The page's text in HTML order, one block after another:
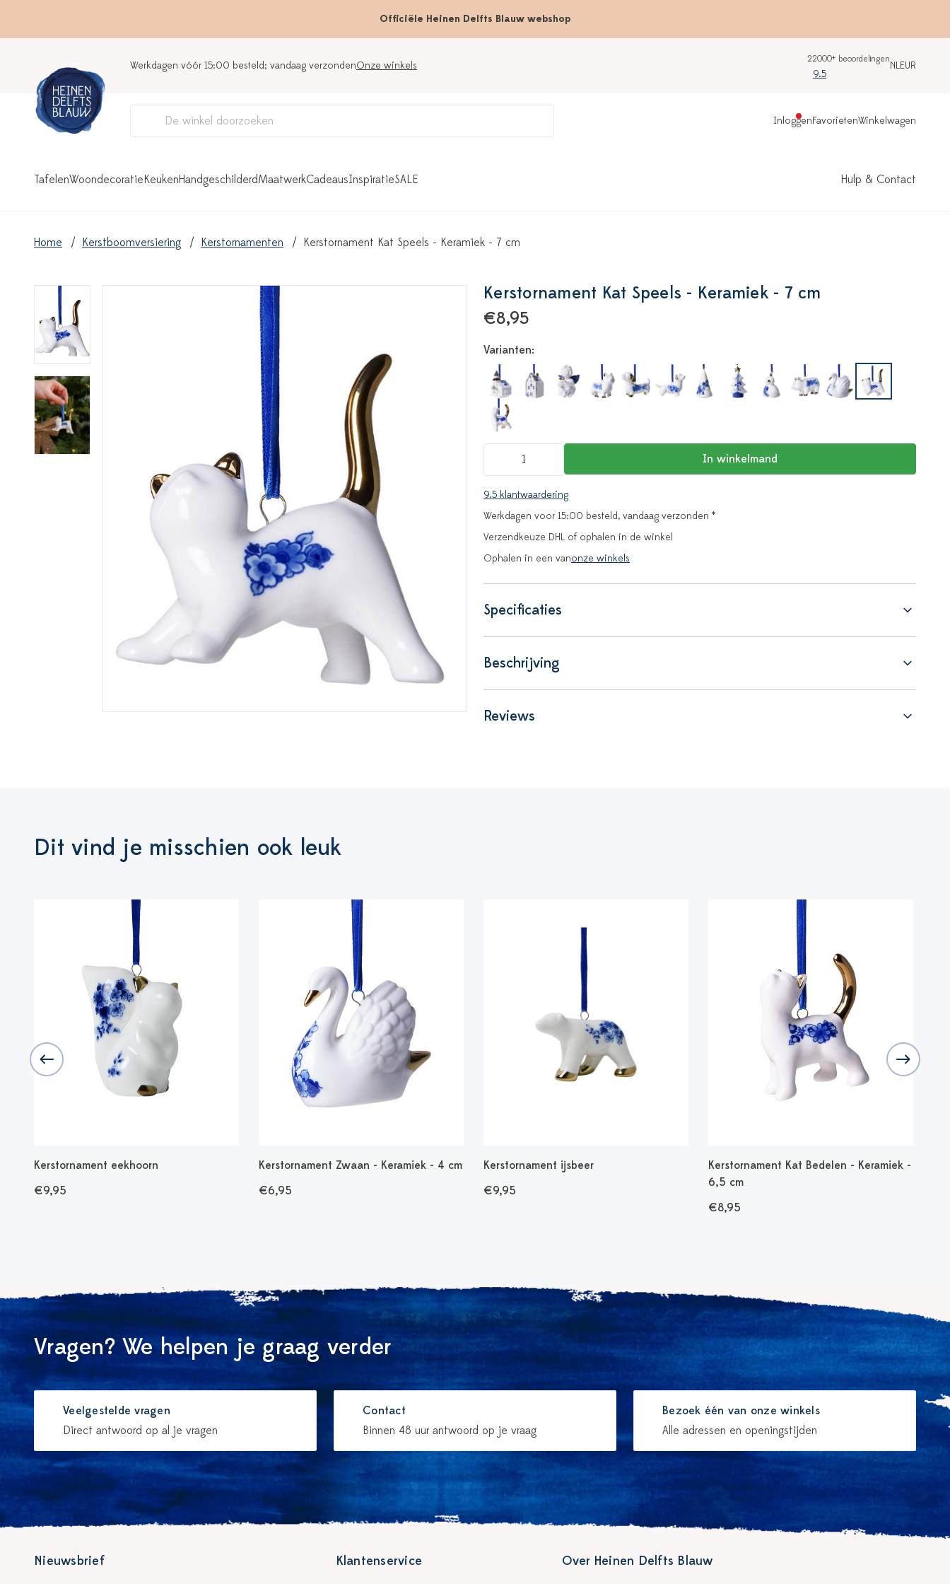
Officiële Heinen Delfts Blauw webshop
Werkdagen vóór 15:00 besteld; vandaag verzondenOnze winkels
22000+ beoordelingen
9.5
NLEUR
InloggenFavorietenWinkelwagen
TafelenWoondecoratieKeukenHandgeschilderdMaatwerkCadeausInspiratieSALE Hulp & Contact
Home Kerstboomversiering Kerstornamenten Kerstornament Kat Speels - Keramiek - 7 cm
Kerstornament Kat Speels - Keramiek - 7 cm
€8,95
Varianten:
In winkelmand
9.5 klantwaardering
Werkdagen voor 15:00 besteld, vandaag verzonden *
Verzendkeuze DHL of ophalen in de winkel
Ophalen in een vanonze winkels
Specificaties
Beschrijving
Reviews
Dit vind je misschien ook leuk
Kerstornament eekhoorn
€9,95
Kerstornament Zwaan - Keramiek - 4 cm
€6,95
Kerstornament ijsbeer
€9,95
Kerstornament Kat Bedelen - Keramiek -
6,5 cm
€8,95
Vragen? We helpen je graag verder
Veelgestelde vragen
Direct antwoord op al je vragen
Contact
Binnen 48 uur antwoord op je vraag
Bezoek één van onze winkels
Alle adressen en openingstijden
Nieuwsbrief Klantenservice Over Heinen Delfts Blauw